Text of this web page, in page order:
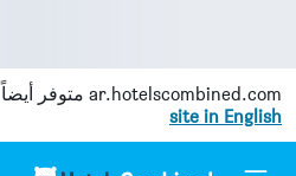
ar.hotelscombined.com متوفر أيضاً
site in English